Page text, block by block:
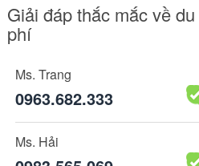
Giải đáp thắc mắc về
phí
Ms. Trang
0963.682.333
Ms. Hải